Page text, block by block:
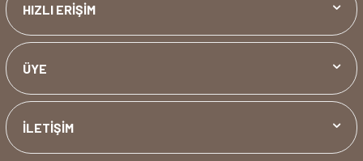
HIZLI ERİŞİM
ÜYE
İLETİŞİM